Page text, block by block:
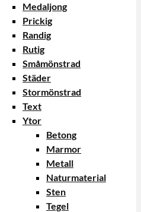
Medaljong
Prickig
Randig
Rutig
Småmönstrad
Städer
Stormönstrad
Text
Ytor
Betong
Marmor
Metall
Naturmaterial
Sten
Tegel